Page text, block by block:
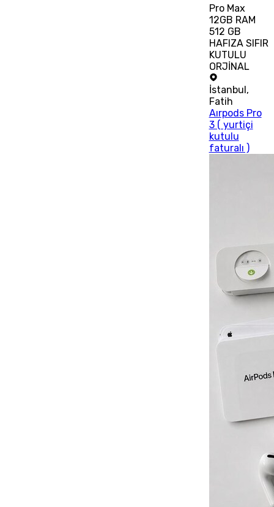
Pro Max
12GB RAM
512 GB
HAFIZA SIFIR
KUTULU
ORJİNAL
İstanbul,
Fatih
Aırpods Pro
3 ( yurtiçi
kutulu
faturalı )